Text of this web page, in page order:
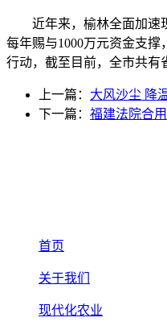
近年来，榆林全面加速现
每年赐与1000万元资金支
行动，截至目前，全市共有
上一篇： 大风沙尘 降
下一篇： 福建法院合
首页
关于我们
现代化农业